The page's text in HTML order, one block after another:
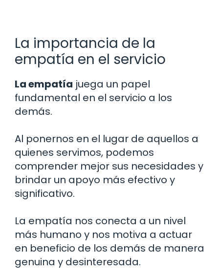
La importancia de la
empatía en el servicio
La empatía juega un papel
fundamental en el servicio a los
demás.
Al ponernos en el lugar de aquellos a
quienes servimos, podemos
comprender mejor sus necesidades y
brindar un apoyo más efectivo y
significativo.
La empatía nos conecta a un nivel
más humano y nos motiva a actuar
en beneficio de los demás de manera
genuina y desinteresada.